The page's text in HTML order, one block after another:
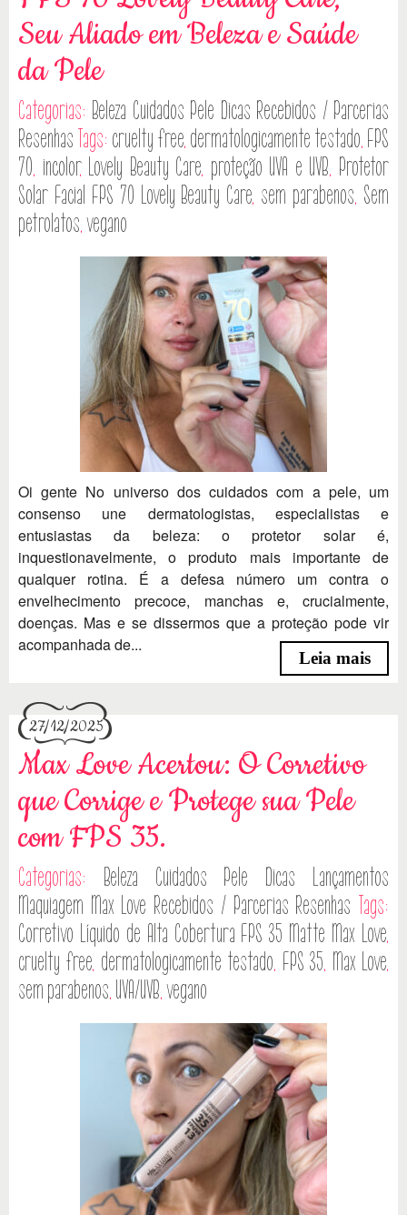
Seu Aliado em Beleza e Saúde
da Pele
Categorias: Beleza Cuidados Pele Dicas Recebidos / Parcerias
Resenhas Tags: cruelty free, dermatologicamente testado, FPS
70, incolor, Lovely Beauty Care, proteção UVA e UVB, Protetor
Solar Facial FPS 70 Lovely Beauty Care, sem parabenos, Sem
petrolatos,vegano
Oi gente No universo dos cuidados com a pele, um
consenso une dermatologistas, especialistas e
entusiastas da beleza: o protetor solar é,
inquestionavelmente, o produto mais importante de
qualquer rotina. É a defesa número um contra o
envelhecimento precoce, manchas e, crucialmente,
doenças. Mas e se dissermos que a proteção pode vir
acompanhada de...
Leia mais
27/12/2025
Max Love Acertou: O Corretivo
que Corrige e Protege sua Pele
com FPS 35.
Categorias: Beleza Cuidados Pele Dicas
Lançamentos
Maquiagem Max Love Recebidos / Parcerias Resenhas Tags:
Corretivo Líquido de Alta Cobertura FPS 35 Matte Max Love,
cruelty free, dermatologicamente testado, FPS 35, Max Love,
sem parabenos, UVA/UVB,vegano